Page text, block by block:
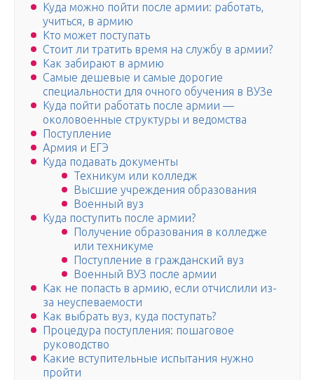
Куда можно пойти после армии: работать,
учиться, в армию
Кто может поступать
Стоит ли тратить время на службу в армии?
Как забирают в армию
Самые дешевые и самые дорогие
специальности для очного обучения в ВУЗе
Куда пойти работать после армии —
околовоенные структуры и ведомства
Поступление
Армия и ЕГЭ
Куда подавать документы
Техникум или колледж
Высшие учреждения образования
Военный вуз
Куда поступить после армии?
Получение образования в колледже
или техникуме
Поступление в гражданский вуз
Военный ВУЗ после армии
Как не попасть в армию, если отчислили из-
за неуспеваемости
Как выбрать вуз, куда поступать?
Процедура поступления: пошаговое
руководство
Какие вступительные испытания нужно
пройти